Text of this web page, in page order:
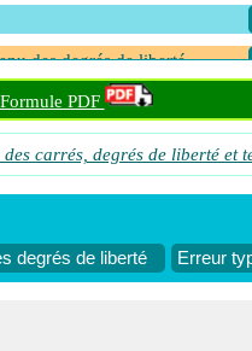
des degrés de liberté
PDF
carrés, degrés de liberté et
degrés de liberté Erreur